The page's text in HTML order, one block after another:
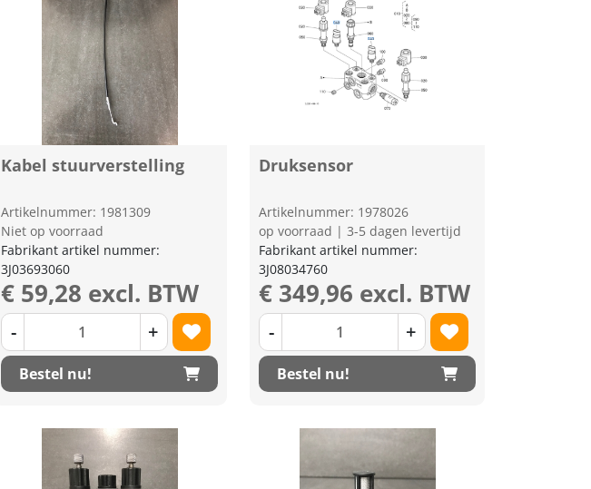
Kabel stuurverstelling
Artikelnummer: 1981309
Niet op voorraad
Fabrikant artikel nummer:
3J03693060
€ 59,28 excl. BTW
- +
Bestel nu!
Druksensor
Artikelnummer: 1978026
op voorraad | 3-5 dagen levertijd
Fabrikant artikel nummer:
3J08034760
€ 349,96 excl. BTW
- +
Bestel nu!